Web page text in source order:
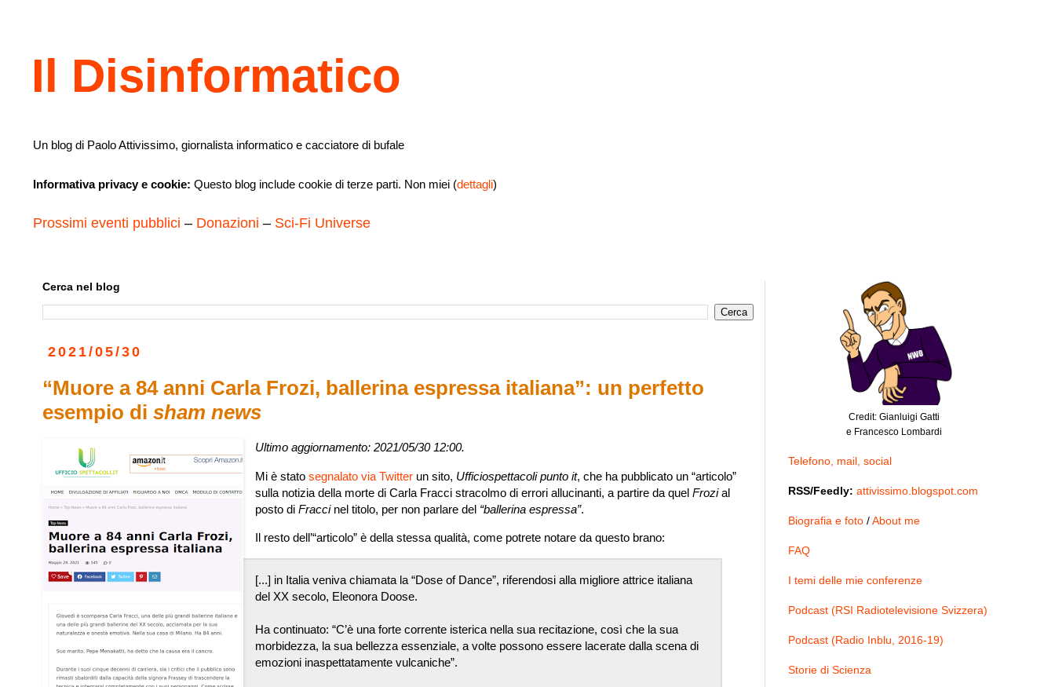
Il Disinformatico
Un blog di Paolo Attivissimo, giornalista informatico e cacciatore di bufale
Informativa privacy e cookie: Questo blog include cookie di terze parti. Non miei (dettagli)
Prossimi eventi pubblici – Donazioni – Sci-Fi Universe
Cerca nel blog
2021/05/30
“Muore a 84 anni Carla Frozi, ballerina espressa italiana”: un perfetto
esempio di sham news
Ultimo aggiornamento: 2021/05/30 12:00.
Mi è statosegnalato via Twitter un sito, Ufficiospettacoli punto it, che ha pubblicato un “articolo”
sulla notizia della morte di Carla Fracci stracolmo di errori allucinanti, a partire da quelFrozial
posto diFraccinel titolo, per non parlare del “ballerina espressa”.
Il resto dell’“articolo” è della stessa qualità, come potrete notare da questo brano:
[...] in Italia veniva chiamata la “Dose of Dance”, riferendosi alla migliore attrice italiana
del XX secolo, Eleonora Doose.
Ha continuato: “C’è una forte corrente isterica nella sua recitazione, così che la sua
morbidezza, la sua bellezza essenziale, a volte possono essere lacerate dalla scena di
emozioni inaspettatamente vulcaniche”.
Credit: Gianluigi Gatti
e Francesco Lombardi
Telefono, mail, social
RSS/Feedly: attivissimo.blogspot.com
Biografia e foto /About me
FAQ
I temi delle mie conferenze
Podcast (RSI Radiotelevisione Svizzera)
Podcast (Radio Inblu, 2016-19)
Storie di Scienza